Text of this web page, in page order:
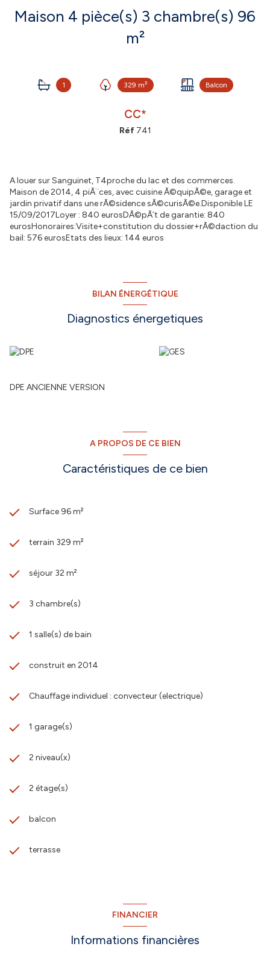
Maison 4 pièce(s) 3 chambre(s) 96
m²
1 329 m² Balcon
CC*
Réf 741
A louer sur Sanguinet, T4proche du lac et des commerces.
Maison de 2014, 4 piÃ¨ces, avec cuisine Ã©quipÃ©e, garage et
jardin privatif dans une rÃ©sidence sÃ©curisÃ©e.Disponible LE
15/09/2017Loyer : 840 eurosDÃ©pÃ´t de garantie: 840
eurosHonoraires:Visite+constitution du dossier+rÃ©daction du
bail: 576 eurosEtats des lieux: 144 euros
BILAN ÉNERGÉTIQUE
Diagnostics énergetiques
DPE ANCIENNE VERSION
A PROPOS DE CE BIEN
Caractéristiques de ce bien
Surface 96 m²
terrain 329 m²
séjour 32 m²
3 chambre(s)
1 salle(s) de bain
construit en 2014
Chauffage individuel : convecteur (electrique)
1 garage(s)
2 niveau(x)
2 étage(s)
balcon
terrasse
FINANCIER
Informations financières